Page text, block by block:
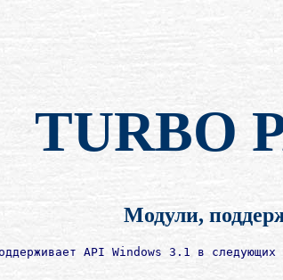
TURBO
Модули,
API Windows 3.1 в следующих